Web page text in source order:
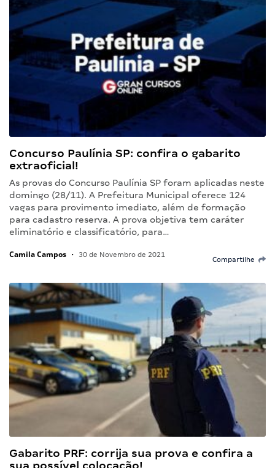
Concurso Paulínia SP: confira o gabarito
extraoficial!
As provas do Concurso Paulínia SP foram aplicadas neste
domingo (28/11). A Prefeitura Municipal oferece 124
vagas para provimento imediato, além de formação
para cadastro reserva. A prova objetiva tem caráter
eliminatório e classificatório, para…
Camila Campos • 30 de Novembro de 2021
Compartilhe
Gabarito PRF: corrija sua prova e confira a
sua possível colocação!